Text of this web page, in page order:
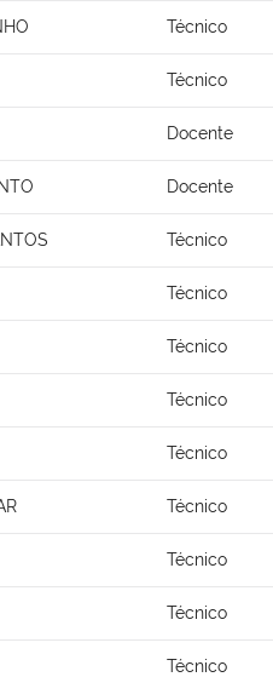
Técnico
Técnico
Docente
Docente
Técnico
Técnico
Técnico
Técnico
Técnico
Técnico
Técnico
Técnico
Técnico